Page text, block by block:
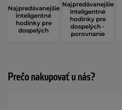
Najpredávanejšie
inteligentné
hodinky pre
dospelých
Najpredávanejšie
inteligentné
hodinky pre
dospelých -
porovnanie
Prečo nakupovať u nás?